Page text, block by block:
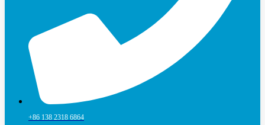
+86 138 2318 6864